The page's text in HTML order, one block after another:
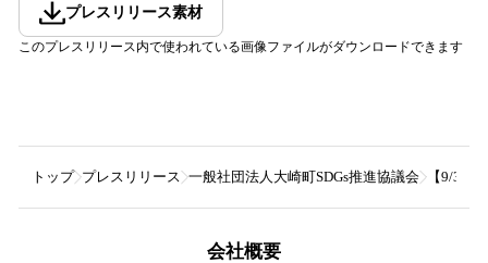
プレスリリース素材
このプレスリリース内で使われている画像ファイルがダウンロードできます
トップ プレスリリース 一般社団法人大崎町SDGs推進協議会 【9/3(
会社概要